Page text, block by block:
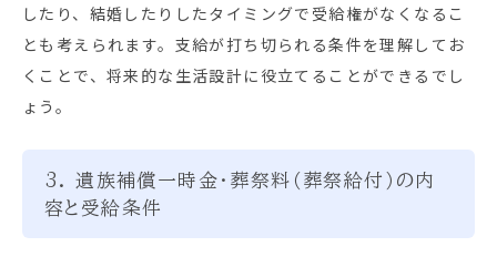
したり、結婚したりしたタイミングで受給権がなくなるこ
とも考えられます。支給が打ち切られる条件を理解してお
くことで、将来的な生活設計に役立てることができるでし
ょう。
3. 遺族補償一時金・葬祭料（葬祭給付）の内
容と受給条件